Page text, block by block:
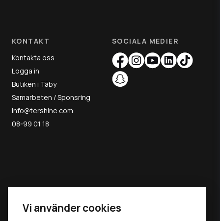
KONTAKT
Kontakta oss
Logga in
Butiken i Täby
Samarbeten / Sponsring
info@tershine.com
08-99 01 18
SOCIALA MEDIER
MAY THE
Vi använder cookies